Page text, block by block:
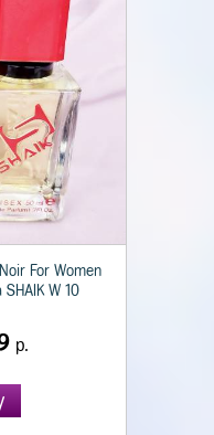
For Women
W 10
р.